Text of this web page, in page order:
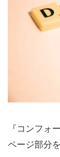
『コンフォ
ページ部分